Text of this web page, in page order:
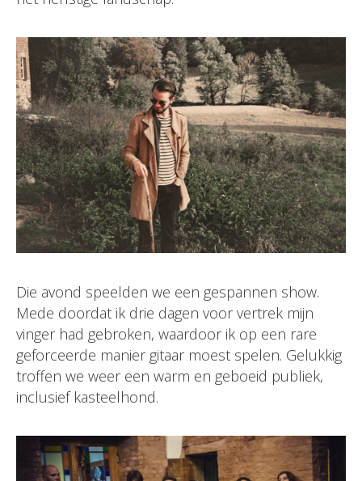
Die avond speelden we een gespannen show.
Mede doordat ik drie dagen voor vertrek mijn
vinger had gebroken, waardoor ik op een rare
geforceerde manier gitaar moest spelen. Gelukkig
troffen we weer een warm en geboeid publiek,
inclusief kasteelhond.